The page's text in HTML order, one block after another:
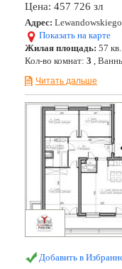
Цена: 457 726 зл
Адрес:
Показать на карте
Жилая площадь: 57
Кол-во комнат: 3 ,
Читать дальше
Добавить в